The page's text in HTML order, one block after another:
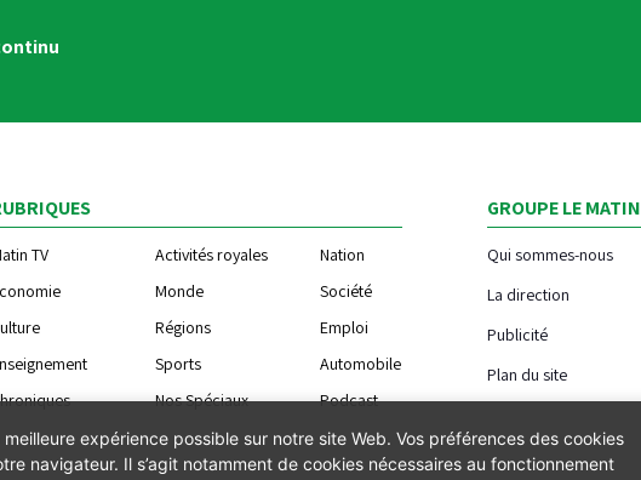
TV Activités royales
Nation
Monde
Société
Régions
Emploi
Sports
Automobile
Nos Spéciaux Podcast
GROUPE LE MATIN
Qui sommes-nous
La direction
Publicité
Plan du site
expérience possible sur notre site Web. Vos préférences des cookies
navigateur. Il s’agit notamment de cookies nécessaires au fonctionnement